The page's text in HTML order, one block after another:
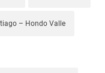
– Hondo Valle